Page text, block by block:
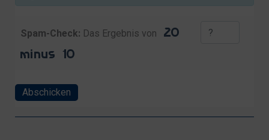
Spam-Check: Das Ergebnis von
Abschicken